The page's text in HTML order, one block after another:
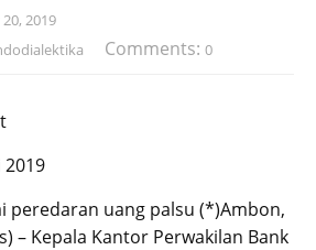
2019
Comments: 0
2019
peredaran uang palsu (*)Ambon,
– Kepala Kantor Perwakilan Bank